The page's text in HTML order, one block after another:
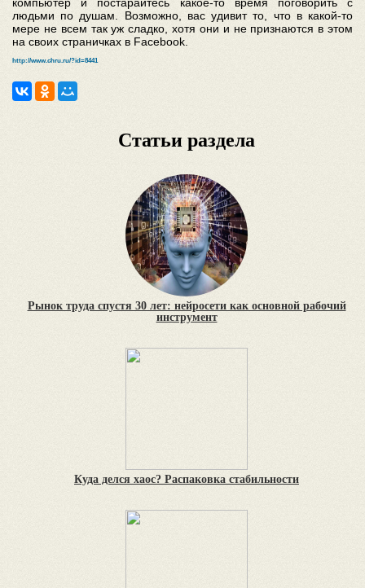
людьми по душам. Возможно, вас удивит то, что в какой-то
мере не всем так уж сладко, хотя они и не признаются в этом
на своих страничках в Facebook.
http://www.chru.ru/?id=8441
Статьи раздела
Рынок труда спустя 30 лет: нейросети как основной рабочий
инструмент
Куда делся хаос? Распаковка стабильности